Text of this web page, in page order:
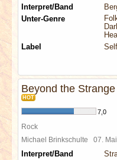
Interpret/Band
Unter-Genre
Label
Beyond the
HOT
7,0
Rock
Michael Brinkschulte 07.
Interpret/Band